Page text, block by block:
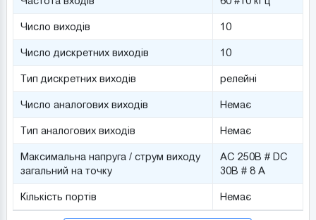
Число виходів 10
Число дискретних виходів 10
Тип дискретних виходів релейні
Число аналогових виходів Немає
Тип аналогових виходів Немає
Максимальна напруга / струм виходу
загальний на точку
AC 250В # DC
30В # 8 А
Кількість портів Немає